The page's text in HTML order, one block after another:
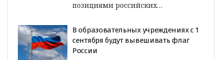
позициями российских…
В образовательных учреждениях с 1
сентября будут вывешивать флаг
России